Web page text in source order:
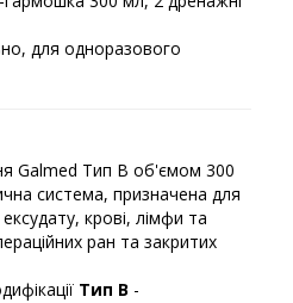
для одноразового
Galmed Тип B об'ємом 300
система, призначена для
крові, лімфи та
ран та закритих
Тип B -